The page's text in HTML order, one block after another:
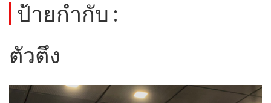
ป้ายกำกับ :
ตัวตึง